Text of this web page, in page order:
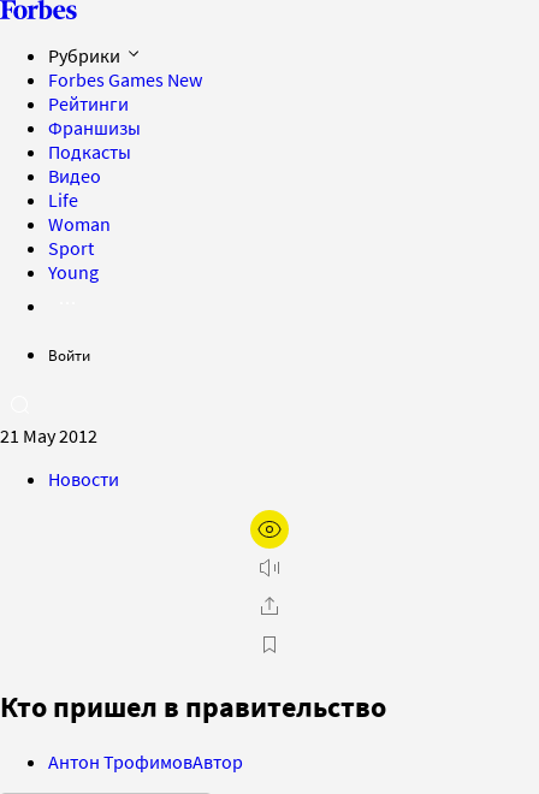
Рубрики
Forbes Games New
Рейтинги
Франшизы
Подкасты
Видео
Life
Woman
Sport
Young
Войти
21 May 2012
Новости
Кто пришел в правительство
Антон ТрофимовАвтор